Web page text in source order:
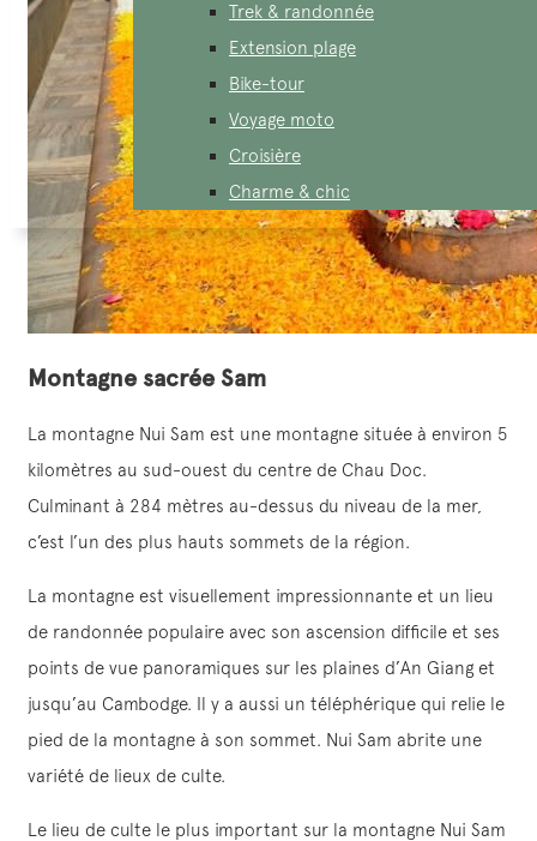
Trek & randonnée
Extension plage
Bike-tour
Voyage moto
Croisière
Charme & chic
Montagne sacrée Sam
La montagne Nui Sam est une montagne située à environ 5
kilomètres au sud-ouest du centre de Chau Doc.
Culminant à 284 mètres au-dessus du niveau de la mer,
c’est l’un des plus hauts sommets de la région.
La montagne est visuellement impressionnante et un lieu
de randonnée populaire avec son ascension difficile et ses
points de vue panoramiques sur les plaines d’An Giang et
jusqu’au Cambodge. Il y a aussi un téléphérique qui relie le
pied de la montagne à son sommet. Nui Sam abrite une
variété de lieux de culte.
Le lieu de culte le plus important sur la montagne Nui Sam